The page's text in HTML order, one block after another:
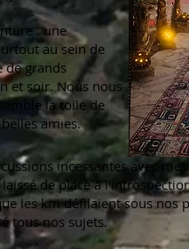
: une
au sein de
de grands
et soir. Nous nous
la toile de
amies.
incessantes avec
de place à
les km défilaient sous nos
tous nos sujets.